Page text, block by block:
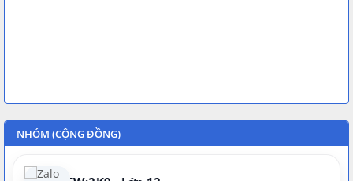
NHÓM (CỘNG ĐỒNG)